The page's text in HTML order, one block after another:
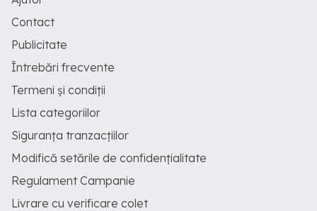
Contact
Publicitate
Întrebări frecvente
Termeni și condiții
Lista categoriilor
Siguranța tranzacțiilor
Modifică setările de confidențialitate
Regulament Campanie
Livrare cu verificare colet